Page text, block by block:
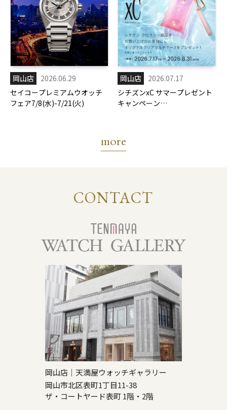
岡山店
2026.06.29
セイコープレミアムウオッチ
フェア7/8(水)-7/21(火)
岡山店
2026.07.17
シチズンxC サマープレゼント
キャンペーン
more
CONTACT
岡山店｜天満屋ウォッチギャラリー
岡山市北区表町1丁目11-38
ザ・コートヤード表町 1階・2階